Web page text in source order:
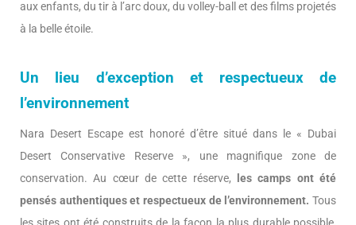
aux enfants, du tir à l’arc doux, du volley-ball et des films projetés
à la belle étoile.
Un lieu d’exception et respectueux de
l’environnement
Nara Desert Escape est honoré d’être situé dans le « Dubai
Desert Conservative Reserve », une magnifique zone de
conservation. Au cœur de cette réserve,
les camps ont été
pensés authentiques et respectueux de l’environnement. Tous